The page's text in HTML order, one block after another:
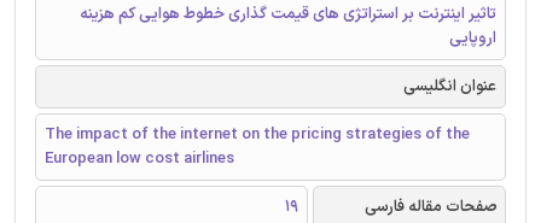
تاثیر اینترنت بر استراتژی های قیمت گذاری خطوط هوایی کم هزینه
اروپایی
عنوان انگلیسی
The impact of the internet on the pricing strategies of the
European low cost airlines
صفحات مقاله فارسی
19